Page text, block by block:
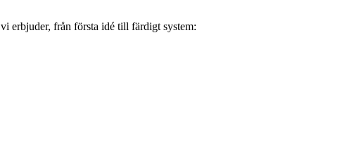
erbjuder, från första idé till färdigt system: